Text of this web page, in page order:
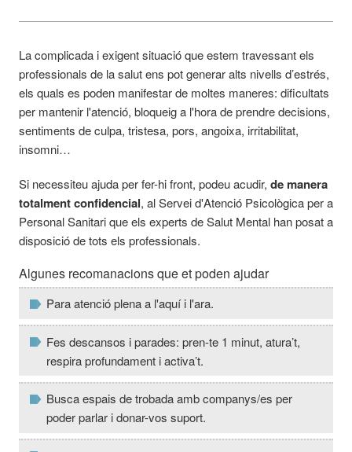
La complicada i exigent situació que estem travessant els
professionals de la salut ens pot generar alts nivells d’estrés,
els quals es poden manifestar de moltes maneres: dificultats
per mantenir l'atenció, bloqueig a l'hora de prendre decisions,
sentiments de culpa, tristesa, pors, angoixa, irritabilitat,
insomni…
Si necessiteu ajuda per fer-hi front, podeu acudir, de manera
totalment confidencial, al Servei d'Atenció Psicològica per a
Personal Sanitari que els experts de Salut Mental han posat a
disposició de tots els professionals.
Algunes recomanacions que et poden ajudar
Para atenció plena a l'aquí i l'ara.
Fes descansos i parades: pren-te 1 minut, atura’t,
respira profundament i activa’t.
Busca espais de trobada amb companys/es per
poder parlar i donar-vos suport.